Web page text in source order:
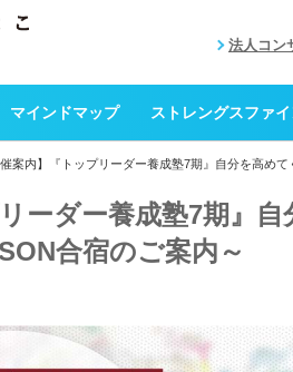
法人コン
マインドマップ ストレングスファ
催案内】『トップリーダー養成塾7期』自分を高め
ーダー養成塾7期』
合宿のご案内～